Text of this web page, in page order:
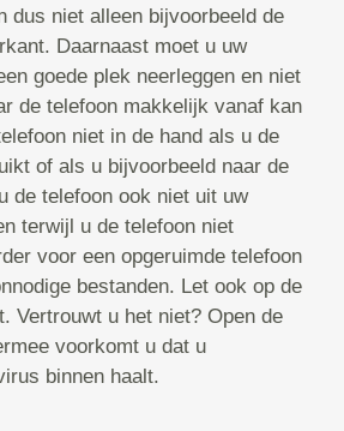
dus niet alleen bijvoorbeeld de
Daarnaast moet u uw
goede plek neerleggen en niet
de telefoon makkelijk vanaf kan
niet in de hand als u de
of als u bijvoorbeeld naar de
de telefoon ook niet uit uw
terwijl u de telefoon niet
voor een opgeruimde telefoon
bestanden. Let ook op de
Vertrouwt u het niet? Open de
voorkomt u dat u
binnen haalt.